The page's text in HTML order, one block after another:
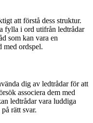
att förstå dess struktur.
fylla i ord utifrån ledtrådar
som kan vara en
med ordspel.
dig av ledtrådar för att
associera dem med
ledtrådar vara luddiga
rätt svar.